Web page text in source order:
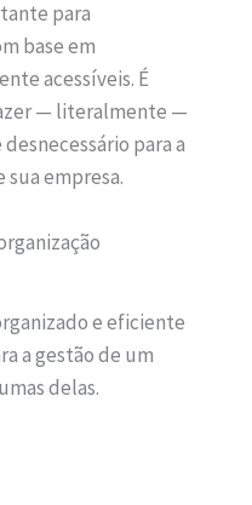
para
base em
acessíveis. É
— literalmente —
para a
sua empresa.
e eficiente
a gestão de um
delas.